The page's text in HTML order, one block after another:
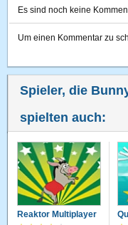
Es sind noch keine
Um einen Kommentar zu
Spieler, die
spielten auch:
Reaktor Multiplayer